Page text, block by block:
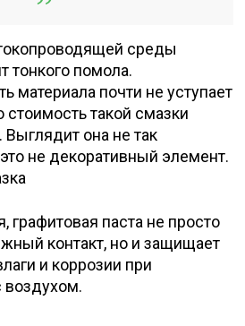
среды
тонкого помола.
материала почти не уступает
такой смазки
она не так
не декоративный элемент.
графитовая паста не просто
контакт, но и защищает
и коррозии при
воздухом.